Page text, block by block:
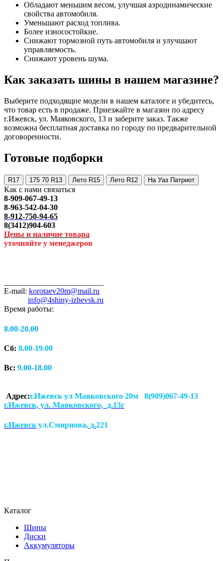
Обладают меньшим весом, улучшая аэродинамические
свойства автомобиля.
Уменьшают расход топлива.
Более износостойкие.
Снижают тормозной путь автомобиля и улучшают
управляемость.
Снижают уровень шума.
Как заказать шины в нашем магазине?
Выберите подходящие модели в нашем каталоге и убедитесь,
что товар есть в продаже. Приезжайте в магазин по адресу
г.Ижевск, ул. Маяковского, 13 и заберите заказ. Также
возможна бесплатная доставка по городу по предварительной
договоренности.
Готовые подборки
R17 175 70 R13 Лето R15 Лето R12 На Уаз Патриот
Как с нами связаться
8-909-067-49-13
8-963-542-04-30
8-912-750-94-65
8(3412)904-603
Цены и наличие товара
уточняйте у менеджеров
E-mail: korotaev20m@mail.ru
info@4shiny-izhevsk.ru
Время работы:
8.00-20.00
Сб: 8.00-19.00
Вс: 9.00-18.00
Адрес:г.Ижевск ул Маяковского 20м 8(909)067-49-13
г.Ижевск, ул. Маяковского, д.13г
г.Ижевск ул.Смирнова, д.221
Каталог
Шины
Диски
Аккумуляторы